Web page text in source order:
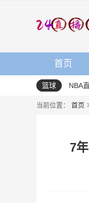
首页
篮球 NBA
当前位置： 首页
7